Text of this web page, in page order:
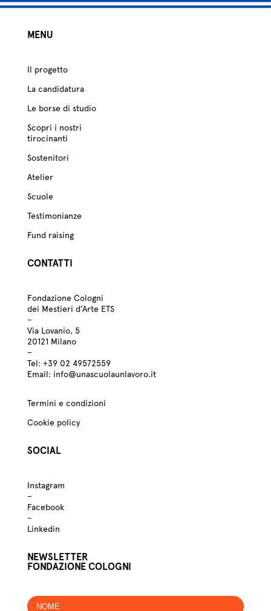
Scuole
MENU
Il progetto
La candidatura
Le borse di studio
Scopri i nostri
tirocinanti
Sostenitori
Atelier
Scuole
Testimonianze
Fund raising
CONTATTI
Fondazione Cologni
dei Mestieri d’Arte ETS
–
Via Lovanio, 5
20121 Milano
–
Tel: +3902 49572559
Email: info@unascuolaunlavoro.it
Termini e condizioni
Cookie policy
SOCIAL
Instagram
–
Facebook
–
Linkedin
NEWSLETTER
FONDAZIONE COLOGNI